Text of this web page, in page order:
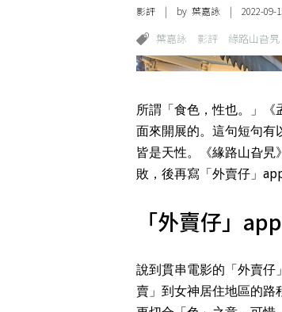
影評 | by 葉嘉詠 | 2022-09-
葉嘉詠 影評 緣路山旮旯
所謂「食色，性也。」《
面來開展的。這句短句有
皆是天性。《緣路山旮
敗，後再寫「外賣仔」
「外賣仔」app
說到貫串電影的「外賣仔
賣」到女神居住地區的路